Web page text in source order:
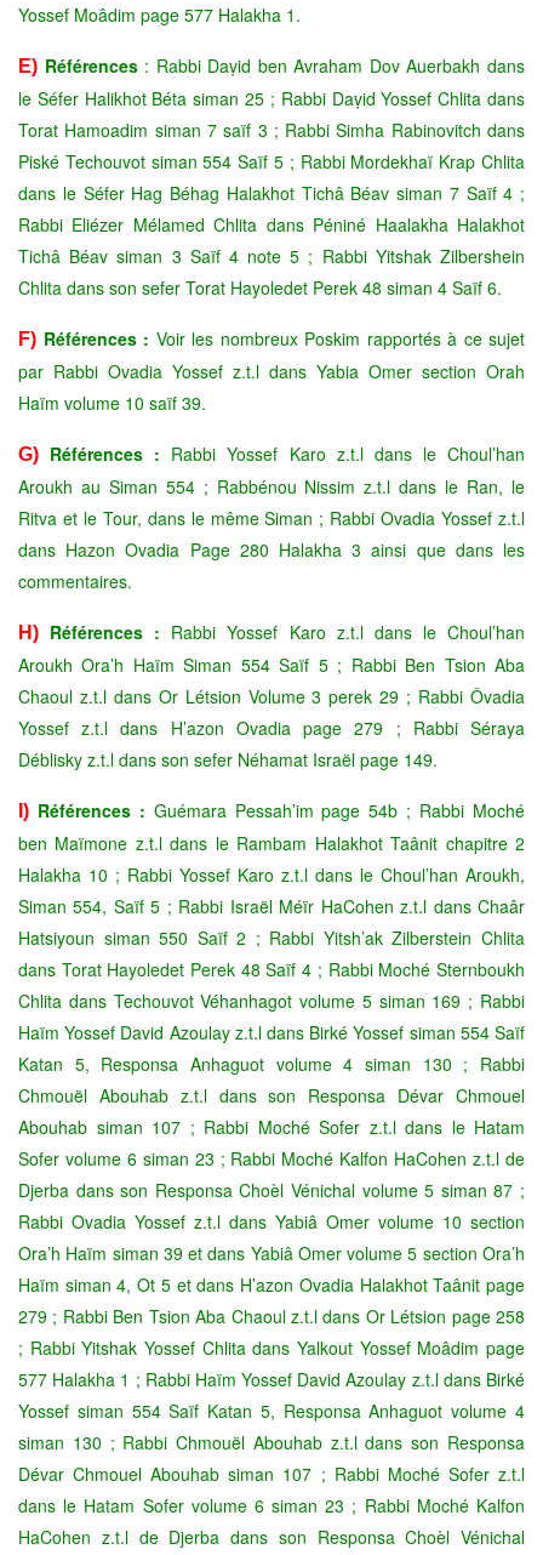
Yossef Moâdim page 577 Halakha 1.
E) Références: Rabbi Daṿid ben Avraham Dov Auerbakh dans
le Séfer Halikhot Béta siman 25 ; Rabbi Daṿid Yossef Chlita dans
Torat Hamoadim siman 7 saïf 3 ; Rabbi Simha Rabinovitch dans
Piské Techouvot siman 554 Saïf 5 ; Rabbi Mordekhaï Krap Chlita
dans le Séfer Hag Béhag Halakhot Tichâ Béav siman 7 Saïf 4 ;
Rabbi Eliézer Mélamed Chlita dans Péniné Haalakha Halakhot
Tichâ Béav siman 3 Saïf 4 note 5 ; Rabbi Yitshak Zilbershein
Chlita dans son sefer Torat Hayoledet Perek 48 siman 4 Saïf 6.
F) Références : Voir les nombreux Poskim rapportés à ce sujet
par Rabbi Ovadia Yossef z.t.l dans Yabia Omer section Orah
Haïm volume 10 saïf 39.
G) Références : Rabbi Yossef Karo z.t.l dans le Choul’han
Aroukh au Siman 554 ; Rabbénou Nissim z.t.l dans le Ran, le
Ritva et le Tour, dans le même Siman ; Rabbi Ovadia Yossef z.t.l
dans Hazon Ovadia Page 280 Halakha 3 ainsi que dans les
commentaires.
H) Références : Rabbi Yossef Karo z.t.l dans le Choul’han
Aroukh Ora’h Haïm Siman 554 Saïf 5 ; Rabbi Ben Tsion Aba
Chaoul z.t.l dans Or Létsion Volume 3 perek 29 ; Rabbi Ôvadia
Yossef z.t.l dans H’azon Ovadia page 279 ; Rabbi Séraya
Déblisky z.t.l dans son sefer Néhamat Israël page 149.
I) Références : Guémara Pessah’im page 54b ; Rabbi Moché
ben Maïmone z.t.l dans le Rambam Halakhot Taânit chapitre 2
Halakha 10 ; Rabbi Yossef Karo z.t.l dans le Choul’han Aroukh,
Siman 554, Saïf 5 ; Rabbi Israël Méïr HaCohen z.t.l dans Chaâr
Hatsiyoun siman 550 Saïf 2 ; Rabbi Yitsh’ak Zilberstein Chlita
dans Torat Hayoledet Perek 48 Saïf 4 ; Rabbi Moché Sternboukh
Chlita dans Techouvot Véhanhagot volume 5 siman 169 ; Rabbi
Haïm Yossef David Azoulay z.t.l dans Birké Yossef siman 554 Saïf
Katan 5, Responsa Anhaguot volume 4 siman 130 ; Rabbi
Chmouël Abouhab z.t.l dans son Responsa Dévar Chmouel
Abouhab siman 107 ; Rabbi Moché Sofer z.t.l dans le Hatam
Sofer volume 6 siman 23 ; Rabbi Moché Kalfon HaCohen z.t.l de
Djerba dans son Responsa Choèl Vénichal volume 5 siman 87 ;
Rabbi Ovadia Yossef z.t.l dans Yabiâ Omer volume 10 section
Ora’h Haïm siman 39 et dans Yabiâ Omer volume 5 section Ora’h
Haïm siman 4, Ot 5 et dans H’azon Ovadia Halakhot Taânit page
279 ; Rabbi Ben Tsion Aba Chaoul z.t.l dans Or Létsion page 258
; Rabbi Yitshak Yossef Chlita dans Yalkout Yossef Moâdim page
577 Halakha 1 ; Rabbi Haïm Yossef David Azoulay z.t.l dans Birké
Yossef siman 554 Saïf Katan 5, Responsa Anhaguot volume 4
siman 130 ; Rabbi Chmouël Abouhab z.t.l dans son Responsa
Dévar Chmouel Abouhab siman 107 ; Rabbi Moché Sofer z.t.l
dans le Hatam Sofer volume 6 siman 23 ; Rabbi Moché Kalfon
HaCohen z.t.l de Djerba dans son Responsa Choèl Vénichal